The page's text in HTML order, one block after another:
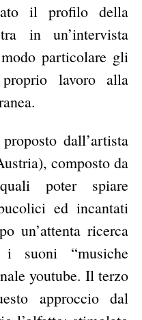
il profilo della
in un’intervista
particolare gli
lavoro alla
dall’artista
composto da
poter spiare
ed incantati
un’attenta ricerca
suoni “musiche
youtube. Il terzo
approccio dal